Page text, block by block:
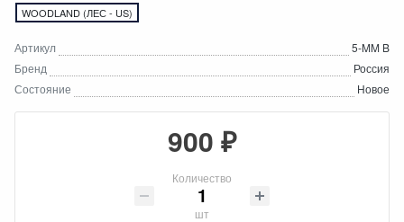
WOODLAND (ЛЕС - US)
Артикул
5-MM B
Бренд
Россия
Состояние
Новое
900 ₽
Количество
шт